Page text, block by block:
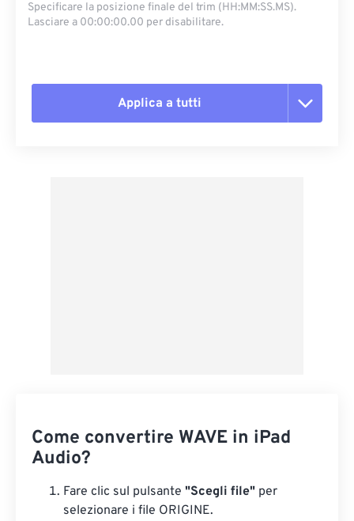
Specificare la posizione finale del trim (HH:MM:SS.MS).
Lasciare a 00:00:00.00 per disabilitare.
Applica a tutti
Come convertire WAVE in iPad
Audio?
Fare clic sul pulsante "Scegli file" per
selezionare i file ORIGINE.